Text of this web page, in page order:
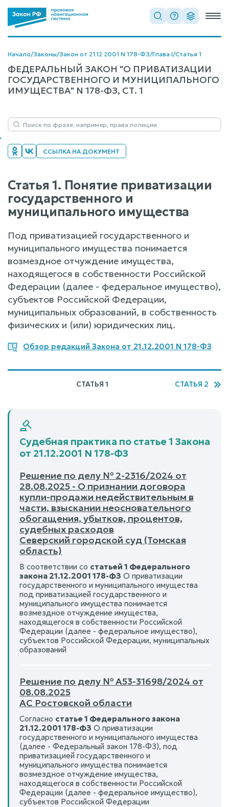
Начало/Законы/Закон от 21.12.2001 N 178-ФЗ/Глава I/Статья 1
ФЕДЕРАЛЬНЫЙ ЗАКОН "О ПРИВАТИЗАЦИИ
ГОСУДАРСТВЕННОГО И МУНИЦИПАЛЬНОГО
ИМУЩЕСТВА" N 178-ФЗ, СТ. 1
ССЫЛКА НА ДОКУМЕНТ
Статья 1. Понятие приватизации
государственного и
муниципального имущества
Под приватизацией государственного и
муниципального имущества понимается
возмездное отчуждение имущества,
находящегося в собственности Российской
Федерации (далее - федеральное имущество),
субъектов Российской Федерации,
муниципальных образований, в собственность
физических и (или) юридических лиц.
Обзор редакций Закона от 21.12.2001 N 178-ФЗ
СТАТЬЯ 1 СТАТЬЯ 2
Судебная практика по статье 1 Закона
от 21.12.2001 N 178-ФЗ
Решение по делу № 2-2316/2024 от
28.08.2025 - О признании договора
купли-продажи недействительным в
части, взыскании неосновательного
обогащения, убытков, процентов,
судебных расходов
Северский городской суд (Томская
область)
В соответствии со статьей 1 Федерального
закона 21.12.2001 178-ФЗ О приватизации
государственного и муниципального имущества
под приватизацией государственного и
муниципального имущества понимается
возмездное отчуждение имущества,
находящегося в собственности Российской
Федерации (далее - федеральное имущество),
субъектов Российской Федерации, муниципальных
образований
Решение по делу № А53-31698/2024 от
08.08.2025
АС Ростовской области
Согласно статье 1 Федерального закона
21.12.2001 178-ФЗ О приватизации
государственного и муниципального имущества
(далее - Федеральный закон 178-ФЗ), под
приватизацией государственного и
муниципального имущества понимается
возмездное отчуждение имущества,
находящегося в собственности Российской
Федерации (далее - федеральное имущество),
субъектов Российской Федерации